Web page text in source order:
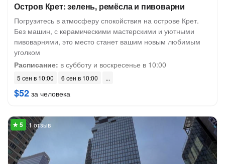
Остров Крет: зелень, ремёсла и пивоварни
Погрузитесь в атмосферу спокойствия на острове Крет.
Без машин, с керамическими мастерскими и уютными
пивоварнями, это место станет вашим новым любимым
уголком
Расписание: в субботу и воскресенье в 10:00
5 сен в 10:00 6 сен в 10:00
$52 за человека
1 отзыв